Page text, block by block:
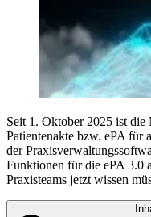
Seit 1. Oktober 2025 ist die
Patientenakte bzw. ePA für
der
Funktionen für die ePA 3.0
Praxisteams jetzt wissen